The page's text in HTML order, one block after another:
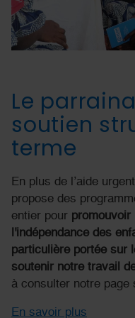
Le
soutien
terme
En plus de l’aide
propose des
entier pour promouvoir
l'indépendance des
particulière portée sur
soutenir notre travail
à consulter notre page
En savoir plus